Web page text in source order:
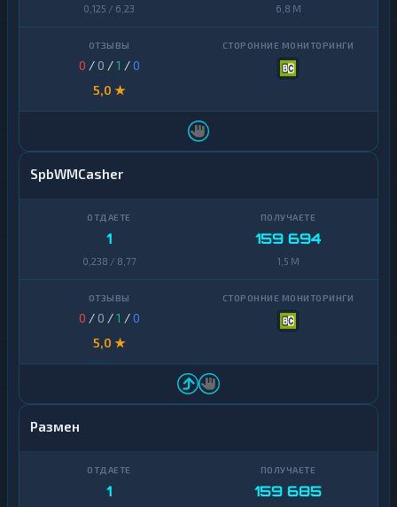
0,125 / 6,23 6,8 M
0 / 0 /1 /0
5,0 ★
SpbWMCasher
1
0,238 / 8,77
159 694
1,5 M
0 / 0 /1 /0
5,0 ★
Размен
1 159 685